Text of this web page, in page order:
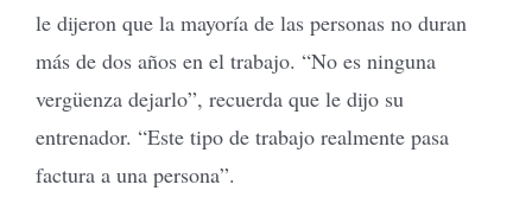
le dijeron que la mayoría de las personas no duran
más de dos años en el trabajo. “No es ninguna
vergüenza dejarlo”, recuerda que le dijo su
entrenador. “Este tipo de trabajo realmente pasa
factura a una persona”.